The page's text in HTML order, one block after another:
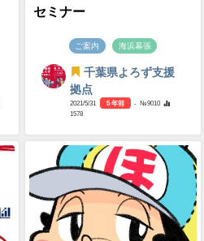
セミナー
ご案内 海浜幕張
千葉県よろず支援
拠点
2021/5/31 5 年前
- №9010
1578